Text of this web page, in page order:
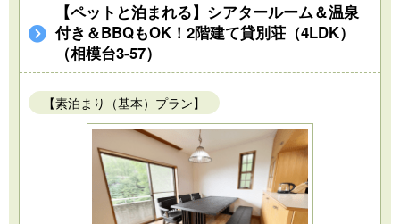
【ペットと泊まれる】シアタールーム＆温泉
付き＆BBQもOK！2階建て貸別荘（4LDK）
（相模台3-57）
【素泊まり（基本）プラン】